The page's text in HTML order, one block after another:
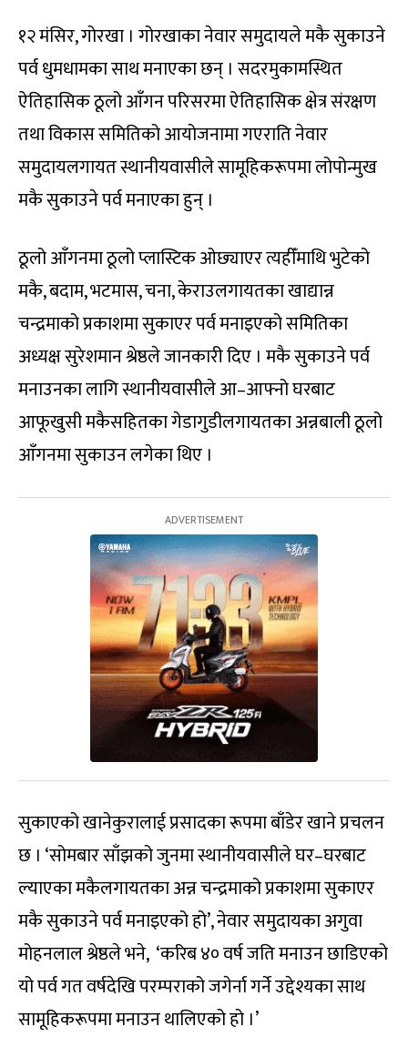
१२ मंसिर, गोरखा । गोरखाका नेवार समुदायले मकै सुकाउने
पर्व धुमधामका साथ मनाएका छन् । सदरमुकामस्थित
ऐतिहासिक ठूलो आँगन परिसरमा ऐतिहासिक क्षेत्र संरक्षण
तथा विकास समितिको आयोजनामा गएराति नेवार
समुदायलगायत स्थानीयवासीले सामूहिकरूपमा लोपोन्मुख
मकै सुकाउने पर्व मनाएका हुन् ।
ठूलो आँगनमा ठूलो प्लास्टिक ओछ्याएर त्यहीँमाथि भुटेको
मकै, बदाम, भटमास, चना, केराउलगायतका खाद्यान्न
चन्द्रमाको प्रकाशमा सुकाएर पर्व मनाइएको समितिका
अध्यक्ष सुरेशमान श्रेष्ठले जानकारी दिए । मकै सुकाउने पर्व
मनाउनका लागि स्थानीयवासीले आ–आफ्नो घरबाट
आफूखुसी मकैसहितका गेडागुडीलगायतका अन्नबाली ठूलो
आँगनमा सुकाउन लगेका थिए ।
सुकाएको खानेकुरालाई प्रसादका रूपमा बाँडेर खाने प्रचलन
छ । ‘सोमबार साँझको जुनमा स्थानीयवासीले घर–घरबाट
ल्याएका मकैलगायतका अन्न चन्द्रमाको प्रकाशमा सुकाएर
मकै सुकाउने पर्व मनाइएको हो’, नेवार समुदायका अगुवा
मोहनलाल श्रेष्ठले भने, ‘करिब ४० वर्ष जति मनाउन छाडिएको
यो पर्व गत वर्षदेखि परम्पराको जगेर्ना गर्ने उद्देश्यका साथ
सामूहिकरूपमा मनाउन थालिएको हो ।’